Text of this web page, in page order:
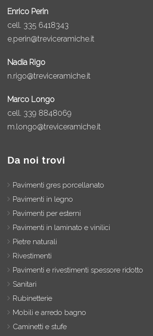
Enrico Perin
cell. 335 6418343
e.perin@treviceramiche.it
Nadia Rigo
n.rigo@treviceramiche.it
Marco Longo
cell. 339 8848069
m.longo@treviceramiche.it
Da noi trovi
Pavimenti gres porcellanato
Pavimenti in legno
Pavimenti per esterni
Pavimenti in laminato e vinilici
Pietre naturali
Rivestimenti
Pavimenti e rivestimenti spessore ridotto
Sanitari
Rubinetterie
Mobili e arredo bagno
Caminetti e stufe